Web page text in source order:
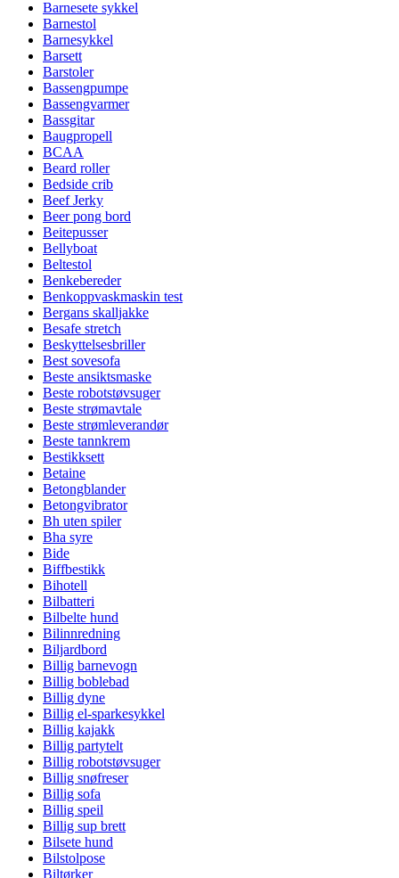
Barnesete sykkel
Barnestol
Barnesykkel
Barsett
Barstoler
Bassengpumpe
Bassengvarmer
Bassgitar
Baugpropell
BCAA
Beard roller
Bedside crib
Beef Jerky
Beer pong bord
Beitepusser
Bellyboat
Beltestol
Benkebereder
Benkoppvaskmaskin test
Bergans skalljakke
Besafe stretch
Beskyttelsesbriller
Best sovesofa
Beste ansiktsmaske
Beste robotstøvsuger
Beste strømavtale
Beste strømleverandør
Beste tannkrem
Bestikksett
Betaine
Betongblander
Betongvibrator
Bh uten spiler
Bha syre
Bide
Biffbestikk
Bihotell
Bilbatteri
Bilbelte hund
Bilinnredning
Biljardbord
Billig barnevogn
Billig boblebad
Billig dyne
Billig el-sparkesykkel
Billig kajakk
Billig partytelt
Billig robotstøvsuger
Billig snøfreser
Billig sofa
Billig speil
Billig sup brett
Bilsete hund
Bilstolpose
Biltørker